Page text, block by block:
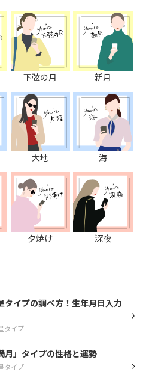
下弦の月 新月
大地 海
夕焼け 深夜
タイプの調べ方！生年月日入力
タイプ
月」タイプの性格と運勢
タイプ